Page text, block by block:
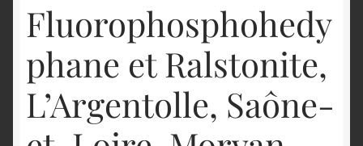
Fluorophosphohedy
phane et Ralstonite,
L’Argentolle, Saône-